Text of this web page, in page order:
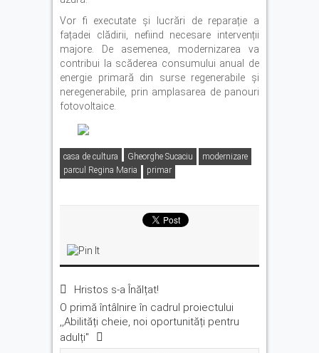
Vor fi executate și lucrări de reparație a
fațadei clădirii, nefiind necesare intervenții
majore. De asemenea, modernizarea va
contribui la scăderea consumului anual de
energie primară din surse regenerabile și
neregenerabile, prin amplasarea de panouri
fotovoltaice.
casa de cultura Gheorghe Sucaciu
modernizare
parcul Regina Maria
primar
Hristos s-a Înălțat!
O primă întâlnire în cadrul proiectului
,,Abilități cheie, noi oportunități pentru
adulți''